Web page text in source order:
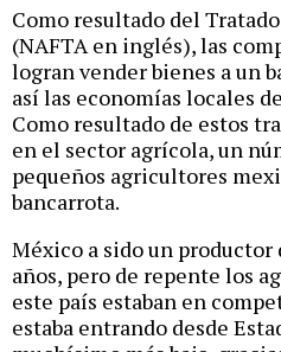
Como resultado del
(NAFTA en inglés), las
logran vender bienes a un
así las economías locales
Como resultado de estos
en el sector agrícola, un
pequeños agricultores
bancarrota.
México a sido un
años, pero de repente los
este país estaban en
estaba entrando desde